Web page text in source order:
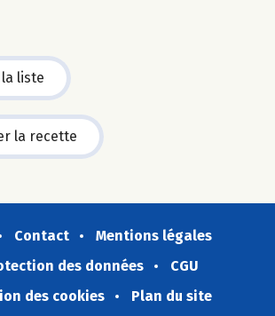
liste
la recette
Contact
Mentions légales
des données
CGU
des cookies
Plan du site